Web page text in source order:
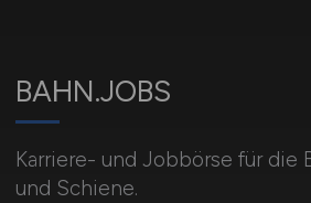
BAHN.JOBS
Karriere- und Jobbörse für die
und Schiene.